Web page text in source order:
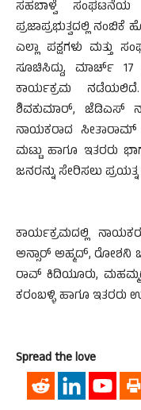
ಸಹಬಾಳ್ವೆ
ಪ್ರಜಾಪ್ರಭುತ್ವದಲ್ಲಿ
ಎಲ್ಲಾ ಪಕ್ಷಗಳು ಮತ್ತು
ಸೂಚಿಸಿದ್ದು, ಮಾರ್ಚ್
ಕಾರ್ಯಕ್ರಮ
ಶಿವಕುಮಾರ್, ಜೆಡಿಎಸ್
ನಾಯಕರಾದ
ಮಟ್ಟು ಹಾಗೂ ಇತರರು
ಜನರನ್ನು ಸೇರಿಸಲು
ಕಾರ್ಯಕ್ರಮದಲ್ಲಿ
ಅನ್ಸಾರ್ ಅಹ್ಮದ್, ರೋಶನಿ
ರಾವ್ ಕಿದಿಯೂರು,
ಕರಂಬಳ್ಳಿ ಹಾಗೂ ಇತರರು
Spread the love